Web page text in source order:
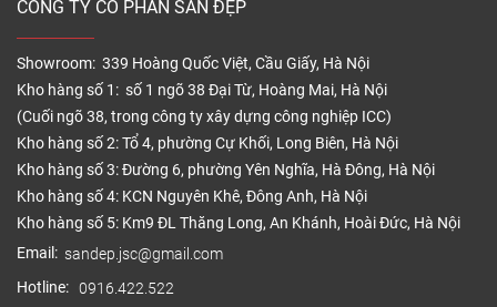
CÔNG TY CỔ PHẦN SÀN ĐẸP
Showroom: 339 Hoàng Quốc Việt, Cầu Giấy, Hà Nội
Kho hàng số 1: số 1 ngõ 38 Đại Từ, Hoàng Mai, Hà Nội
(Cuối ngõ 38, trong công ty xây dựng công nghiệp ICC)
Kho hàng số 2: Tổ 4, phường Cự Khối, Long Biên, Hà Nội
Kho hàng số 3: Đường 6, phường Yên Nghĩa, Hà Đông, Hà Nội
Kho hàng số 4: KCN Nguyên Khê, Đông Anh, Hà Nội
Kho hàng số 5: Km9 ĐL Thăng Long, An Khánh, Hoài Đức, Hà Nội
Email: sandep.jsc@gmail.com
Hotline: 0916.422.522